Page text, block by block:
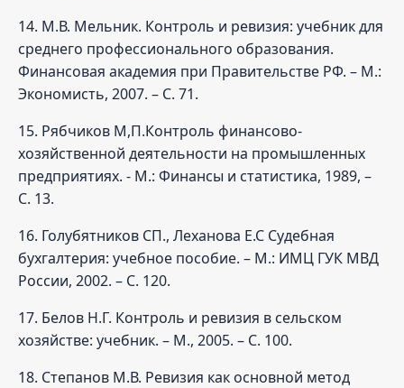
14. М.В. Мельник. Контроль и ревизия: учебник для
среднего профессионального образования.
Финансовая академия при Правительстве РФ. – М.:
Экономисть, 2007. – С. 71.
15. Рябчиков М,П.Контроль финансово-
хозяйственной деятельности на промышленных
предприятиях. - М.: Финансы и статистика, 1989, –
С. 13.
16. Голубятников СП., Леханова Е.С Судебная
бухгалтерия: учебное пособие. – М.: ИМЦ ГУК МВД
России, 2002. – С. 120.
17. Белов Н.Г. Контроль и ревизия в сельском
хозяйстве: учебник. – М., 2005. – С. 100.
18. Степанов М.В. Ревизия как основной метод